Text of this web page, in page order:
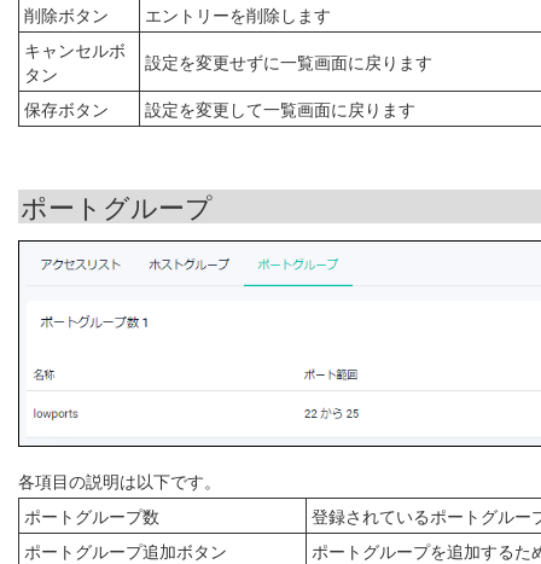
削除ボタン
エントリーを削除します
キャンセルボ
タン
設定を変更せずに一覧画面に戻ります
保存ボタン
設定を変更して一覧画面に戻ります
ポートグループ
各項目の説明は以下です。
ポートグループ数
登録されているポートグルー
ポートグループ追加ボタン
ポートグループを追加するた